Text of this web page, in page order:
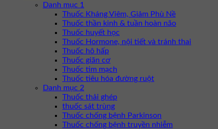
Danh mục 1
Thuốc Kháng Viêm, Giảm Phù Nề
Thuốc thần kinh & tuần hoàn não
Thuốc huyết học
Thuốc Hormone, nội tiết và tránh thai
Thuốc hô hấp
Thuốc giãn cơ
Thuốc tim mạch
Thuốc tiêu hóa đường ruột
Danh mục 2
Thuốc thải ghép
thuốc sát trùng
Thuốc chống bệnh Parkinson
Thuốc chống bệnh truyền nhiễm